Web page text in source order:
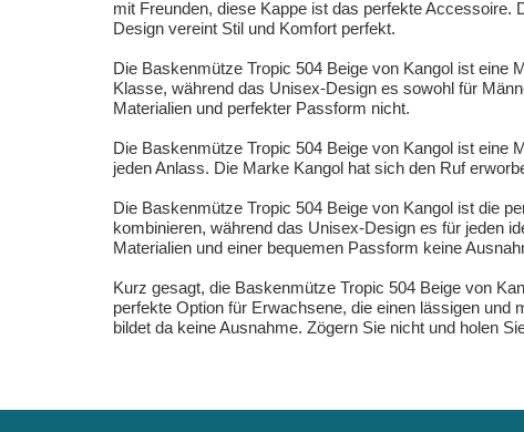
mit Freunden, diese Kappe ist das perfekte Accessoire.
Design vereint Stil und Komfort perfekt.
Die Baskenmütze Tropic 504 Beige von Kangol ist eine
Klasse, während das Unisex-Design es sowohl für
Materialien und perfekter Passform nicht.
Die Baskenmütze Tropic 504 Beige von Kangol ist eine
jeden Anlass. Die Marke Kangol hat sich den Ruf
Die Baskenmütze Tropic 504 Beige von Kangol ist die
kombinieren, während das Unisex-Design es für jeden
Materialien und einer bequemen Passform keine
Kurz gesagt, die Baskenmütze Tropic 504 Beige von
perfekte Option für Erwachsene, die einen lässigen
bildet da keine Ausnahme. Zögern Sie nicht und holen